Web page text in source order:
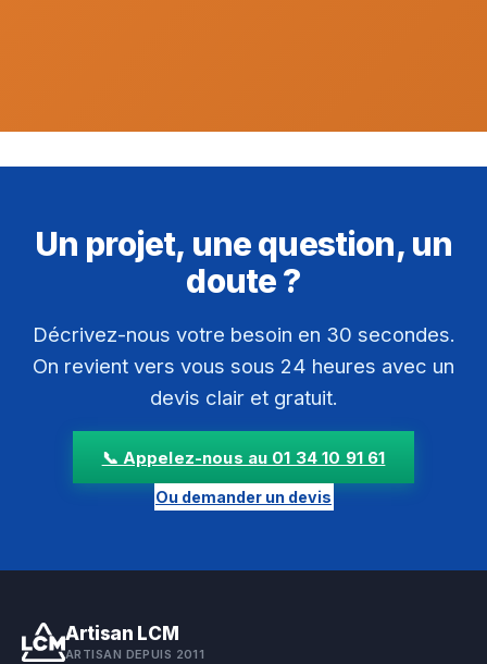
Un projet, une question, un
doute ?
Décrivez-nous votre besoin en 30 secondes.
On revient vers vous sous 24 heures avec un
devis clair et gratuit.
📞 Appelez-nous au 01 34 10 91 61
Ou demander un devis
Artisan LCM
ARTISAN DEPUIS 2011